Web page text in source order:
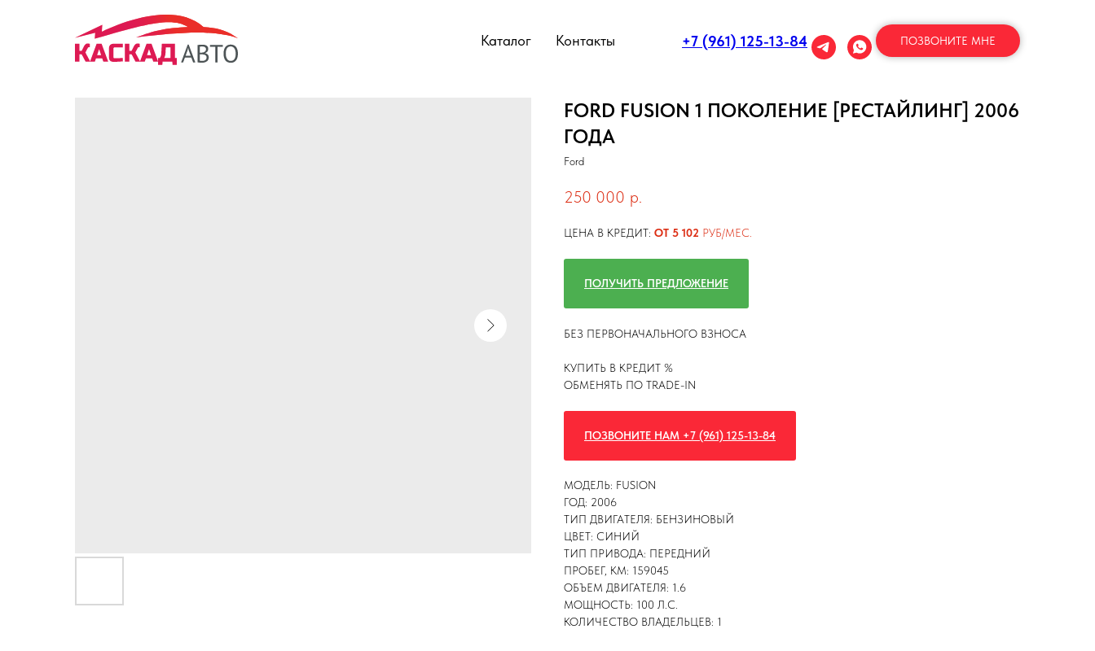
Каталог Контакты +7 (961) 125-13-84 ПОЗВОНИТЕ МНЕ
FORD FUSION 1 ПОКОЛЕНИЕ [РЕСТАЙЛИНГ] 2006
ГОДА
Ford
250 000 р.
ЦЕНА В КРЕДИТ: ОТ 5 102 РУБ/МЕС.
ПОЛУЧИТЬ ПРЕДЛОЖЕНИЕ
БЕЗ ПЕРВОНАЧАЛЬНОГО ВЗНОСА
КУПИТЬ В КРЕДИТ %
ОБМЕНЯТЬ ПО TRADE-IN
ПОЗВОНИТЕ НАМ +7 (961) 125-13-84
МОДЕЛЬ: FUSION
ГОД: 2006
ТИП ДВИГАТЕЛЯ: БЕНЗИНОВЫЙ
ЦВЕТ: СИНИЙ
ТИП ПРИВОДА: ПЕРЕДНИЙ
ПРОБЕГ, КМ: 159045
ОБЪЕМ ДВИГАТЕЛЯ: 1.6
МОЩНОСТЬ: 100 Л.С.
КОЛИЧЕСТВО ВЛАДЕЛЬЦЕВ: 1